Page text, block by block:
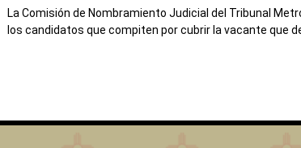
La Comisión de Nombramiento Judicial del Tribunal
los candidatos que compiten por cubrir la vacante que